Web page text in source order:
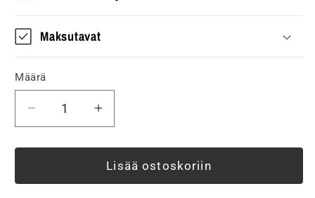
Maksutavat
Määrä
Vähennä
tuotteen
Pistorasia
Uppo
Lisää
tuotteen
Pistorasia
Opal
Uppo
Lisää ostoskoriin